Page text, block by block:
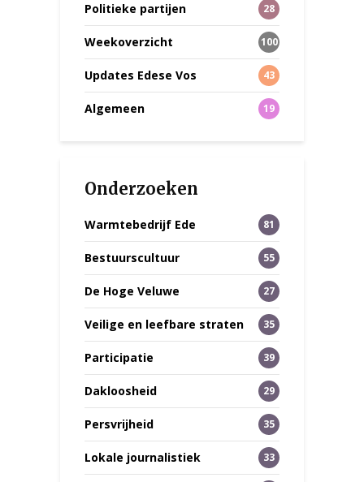
Politieke partijen 28
Weekoverzicht 100
Updates Edese Vos 43
Algemeen 19
Onderzoeken
Warmtebedrijf Ede 81
Bestuurscultuur 55
De Hoge Veluwe 27
Veilige en leefbare straten 35
Participatie 39
Dakloosheid 29
Persvrijheid 35
Lokale journalistiek 33